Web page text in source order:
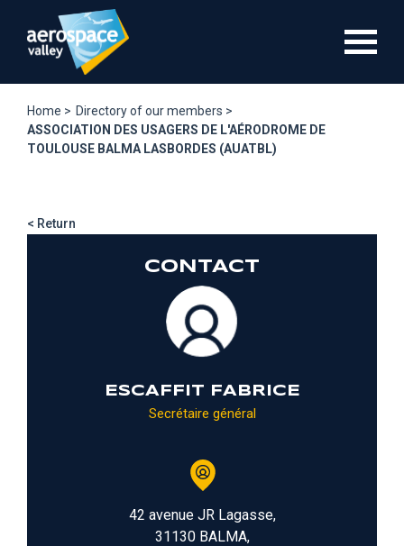
main
Home > Directory of our members >
ASSOCIATION DES USAGERS DE L'AÉRODROME DE
TOULOUSE BALMA LASBORDES (AUATBL)
< Return
CONTACT
ESCAFFIT FABRICE
Secrétaire général
42 avenue JR Lagasse,
31130 BALMA,